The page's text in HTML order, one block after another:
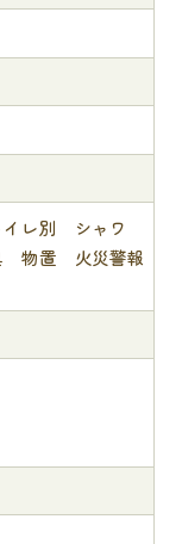
レ別 シャワ
物置 火災警報